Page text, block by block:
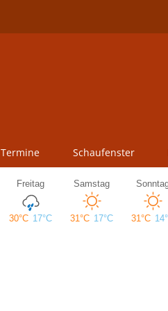
Termine Schaufenster